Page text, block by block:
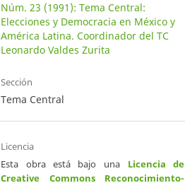
Núm. 23 (1991): Tema Central:
Elecciones y Democracia en México y
América Latina. Coordinador del TC
Leonardo Valdes Zurita
Sección
Tema Central
Licencia
Esta obra está bajo una Licencia de
Creative Commons Reconocimiento-